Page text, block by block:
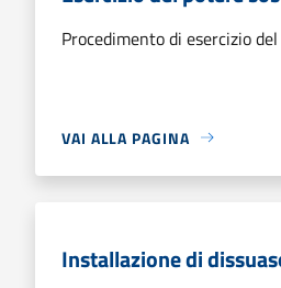
Procedimento di esercizio
VAI ALLA PAGINA
Installazione di